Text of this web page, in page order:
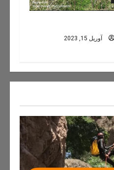
آوریل 15, 2023